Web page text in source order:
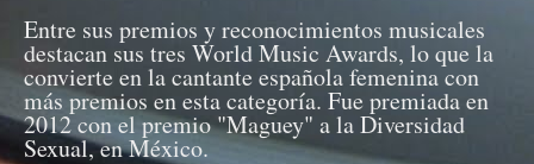
Entre sus premios y reconocimientos musicales
destacan sus tres World Music Awards, lo que la
convierte en la cantante española femenina con
más premios en esta categoría. Fue premiada en
2012 con el premio "Maguey" a la Diversidad
Sexual, en México.